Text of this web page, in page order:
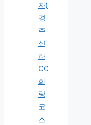
자)
경
주
신
라
CC
화
랑
코
스